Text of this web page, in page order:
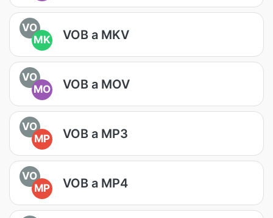
VO
MK
VOB a MKV
VO
MO
VOB a MOV
VO
MP
VOB a MP3
VO
MP
VOB a MP4